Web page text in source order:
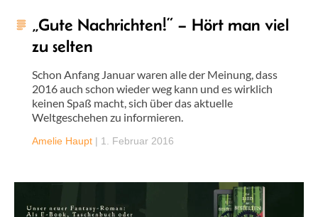
„Gute Nachrichten!“ – Hört man viel
zu selten
Schon Anfang Januar waren alle der Meinung, dass
2016 auch schon wieder weg kann und es wirklich
keinen Spaß macht, sich über das aktuelle
Weltgeschehen zu informieren.
Amelie Haupt | 1. Februar 2016